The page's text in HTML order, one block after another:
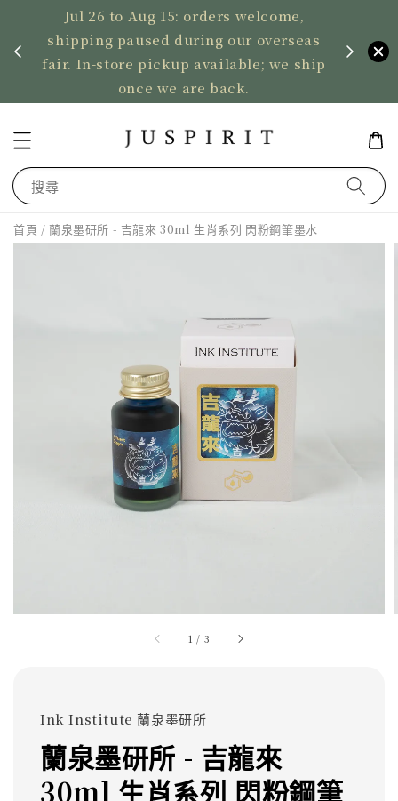
Jul 26 to Aug 15: orders welcome,
shipping paused during our overseas
fair. In-store pickup available; we ship
once we are back.
US
搜尋
首頁 / 蘭泉墨研所 - 吉龍來 30ml 生肖系列 閃粉鋼筆墨水
1 / 3
Ink Institute 蘭泉墨研所
蘭泉墨研所 - 吉龍來
30ml 生肖系列 閃粉鋼筆